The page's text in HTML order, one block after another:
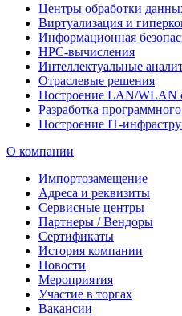
Центры обработки
Виртуализация и
Информационная
HPC-вычисления
Интеллектуальные
Отраслевые решения
Построение LAN/WLAN
Разработка
Построение IT-
О компании
Импортозамещение
Адреса и реквизиты
Сервисные центры
Партнеры / Вендоры
Сертификаты
История компании
Новости
Мероприятия
Участие в торгах
Вакансии